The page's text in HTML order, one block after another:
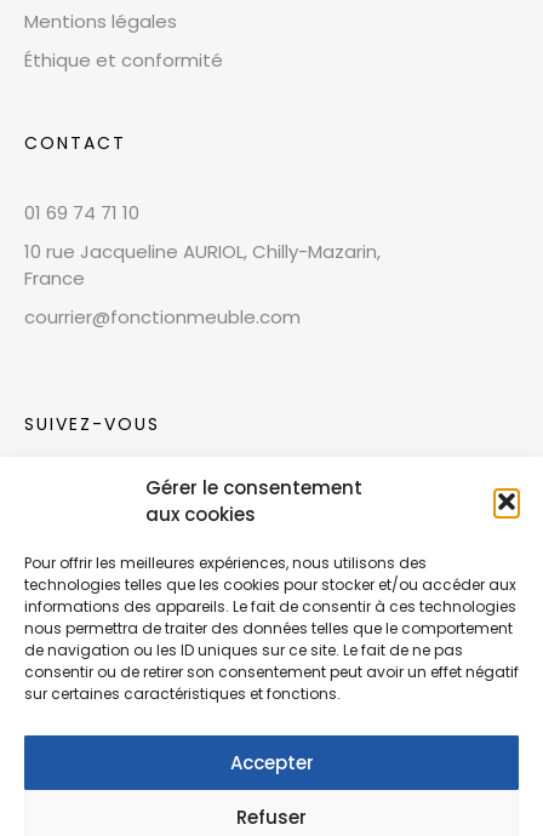
Gérer le consentement
aux cookies
Pour offrir les meilleures expériences, nous utilisons des
technologies telles que les cookies pour stocker et/ou accéder aux
informations des appareils. Le fait de consentir à ces technologies
nous permettra de traiter des données telles que le comportement
de navigation ou les ID uniques sur ce site. Le fait de ne pas
consentir ou de retirer son consentement peut avoir un effet négatif
sur certaines caractéristiques et fonctions.
Accepter
Refuser
Mentions légales
Éthique et conformité
CONTACT
01 69 74 71 10
10 rue Jacqueline AURIOL, Chilly-Mazarin,
France
courrier@fonctionmeuble.com
SUIVEZ-VOUS
Rejoignez notre communauté sur les réseaux
Nouvelles collections, vie de l’équipe ou
inspirations : soyez informés de nos dernières
actualités.
© Copyright Fonction Meuble